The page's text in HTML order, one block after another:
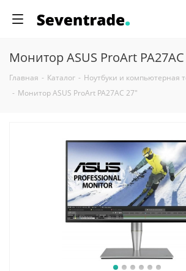
Монитор ASUS ProArt
Главная - Каталог - Ноутбуки и компьютерная
- Монитор ASUS ProArt PA27AC 27"